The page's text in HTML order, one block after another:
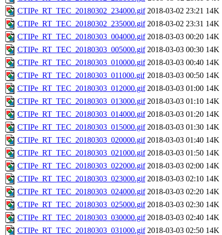
CTIPe_RT_TEC_20180302_234000.gif 2018-03-02 23:21 14K
CTIPe_RT_TEC_20180302_235000.gif 2018-03-02 23:31 14K
CTIPe_RT_TEC_20180303_004000.gif 2018-03-03 00:20 14K
CTIPe_RT_TEC_20180303_005000.gif 2018-03-03 00:30 14K
CTIPe_RT_TEC_20180303_010000.gif 2018-03-03 00:40 14K
CTIPe_RT_TEC_20180303_011000.gif 2018-03-03 00:50 14K
CTIPe_RT_TEC_20180303_012000.gif 2018-03-03 01:00 14K
CTIPe_RT_TEC_20180303_013000.gif 2018-03-03 01:10 14K
CTIPe_RT_TEC_20180303_014000.gif 2018-03-03 01:20 14K
CTIPe_RT_TEC_20180303_015000.gif 2018-03-03 01:30 14K
CTIPe_RT_TEC_20180303_020000.gif 2018-03-03 01:40 14K
CTIPe_RT_TEC_20180303_021000.gif 2018-03-03 01:50 14K
CTIPe_RT_TEC_20180303_022000.gif 2018-03-03 02:00 14K
CTIPe_RT_TEC_20180303_023000.gif 2018-03-03 02:10 14K
CTIPe_RT_TEC_20180303_024000.gif 2018-03-03 02:20 14K
CTIPe_RT_TEC_20180303_025000.gif 2018-03-03 02:30 14K
CTIPe_RT_TEC_20180303_030000.gif 2018-03-03 02:40 14K
CTIPe_RT_TEC_20180303_031000.gif 2018-03-03 02:50 14K